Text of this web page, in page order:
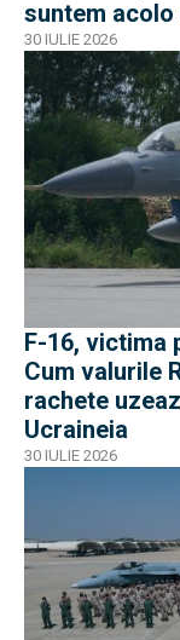
suntem acolo
30 IULIE 2026
F-16, victima
Cum valurile
rachete
Ucraineia
30 IULIE 2026